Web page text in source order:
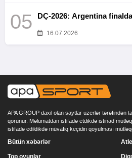
05 DÇ-2026: Argentina
16.07.2026
APA GROUP daxil olan saytlar uzerlər tərəfindən
qorunur. Məlumatdan istifadə etdikdə istinad
istifadə edildikdə müvafiq keçidin qoyulması
Bütün xəbərlər
Top oyunlar